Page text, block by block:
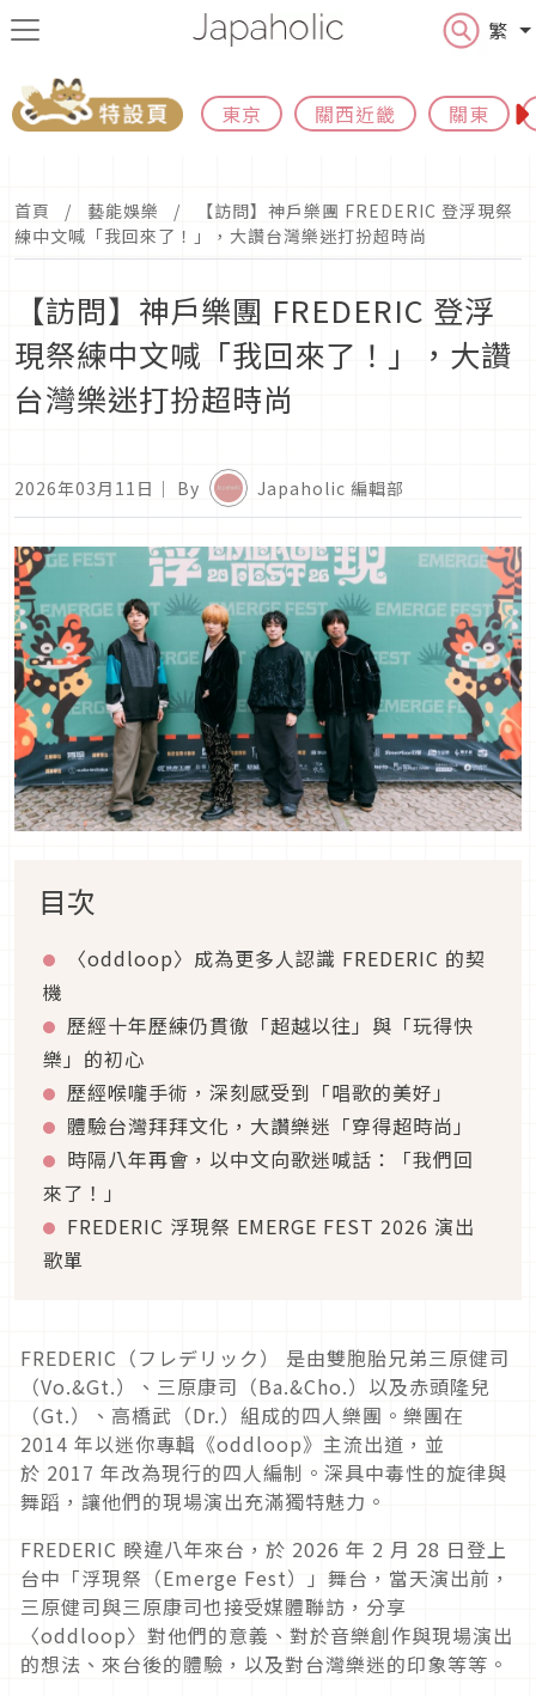
繁
東京 關西近畿 關東
首頁 藝能娛樂
【訪問】神戶樂團 FREDERIC 登浮現祭
練中文喊「我回來了！」，大讚台灣樂迷打扮超時尚
【訪問】神戶樂團 FREDERIC 登浮
現祭練中文喊「我回來了！」，大讚
台灣樂迷打扮超時尚
2026年03月11日 ｜ By Japaholic 編輯部
目次
〈oddloop〉成為更多人認識 FREDERIC 的契
機
歷經十年歷練仍貫徹「超越以往」與「玩得快
樂」的初心
歷經喉嚨手術，深刻感受到「唱歌的美好」
體驗台灣拜拜文化，大讚樂迷「穿得超時尚」
時隔八年再會，以中文向歌迷喊話：「我們回
來了！」
FREDERIC 浮現祭 EMERGE FEST 2026 演出
歌單
FREDERIC（フレデリック） 是由雙胞胎兄弟三原健司
（Vo.&Gt.）、三原康司（Ba.&Cho.）以及赤頭隆兒
（Gt.）、高橋武（Dr.）組成的四人樂團。樂團在
2014 年以迷你專輯《oddloop》主流出道，並
於 2017 年改為現行的四人編制。深具中毒性的旋律與
舞蹈，讓他們的現場演出充滿獨特魅力。
FREDERIC 睽違八年來台，於 2026 年 2 月 28 日登上
台中「浮現祭（Emerge Fest）」舞台，當天演出前，
三原健司與三原康司也接受媒體聯訪，分享
〈oddloop〉對他們的意義、對於音樂創作與現場演出
的想法、來台後的體驗，以及對台灣樂迷的印象等等。